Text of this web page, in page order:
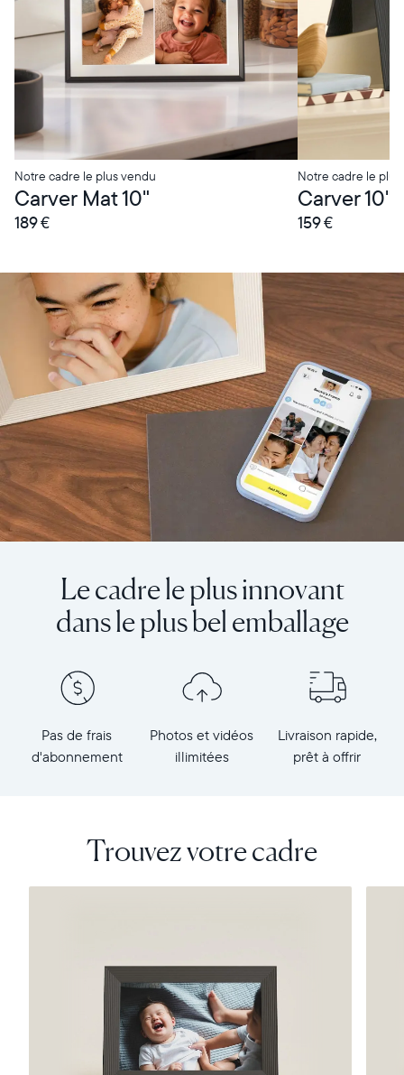
Notre cadre le plus vendu
Carver Mat 10"
189 €
Notre cadre le
Carver 10"
159 €
Le cadre le plus innovant
dans le plus bel emballage
Pas de frais
d'abonnement
Photos et vidéos
illimitées
Livraison rapide,
prêt à offrir
Trouvez votre cadre